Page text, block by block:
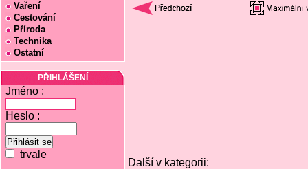
Vaření
Cestování
Příroda
Technika
Ostatní
PŘIHLÁŠENÍ
Jméno :
Heslo :
trvale
Další v kategorii: